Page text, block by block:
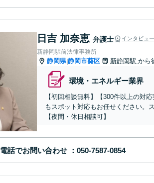
日吉 加奈恵 弁護士 インタビュ
新静岡駅前法律事務所
静岡県|静岡市葵区 新静岡駅 から
環境・エネルギー業界
【初回相談無料】【300件以上の対
もスポット対応もお任せください。
【夜間・休日相談可】
電話でお問い合わせ